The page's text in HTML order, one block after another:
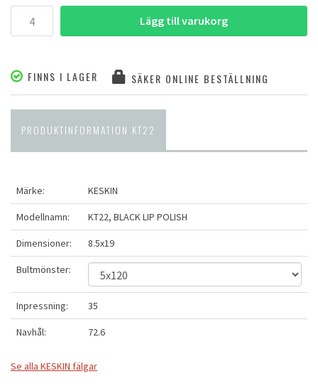
Lägg till varukorg
FINNS I LAGER SÄKER ONLINE BESTÄLLNING
PRODUKTINFORMATION KT22
Märke: KESKIN
Modellnamn: KT22, BLACK LIP POLISH
Dimensioner: 8.5x19
Bultmönster:
Inpressning: 35
Navhål: 72.6
Se alla KESKIN fälgar